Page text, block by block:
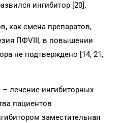
ингибитор [20].
как смена препаратов,
ПФVIII, в повышении
не подтверждено [14, 21,
– лечение ингибиторных
пациентов
заместительная